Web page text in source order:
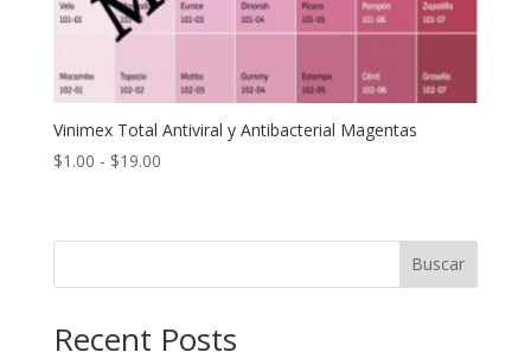
Vinimex Total Antiviral y Antibacterial Magentas
$1.00 - $19.00Rango
desde
Buscar
Recent Posts